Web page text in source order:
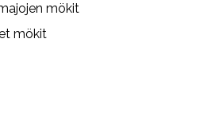
mökit
mökit